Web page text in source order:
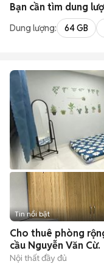
Bạn cần tìm dung
Dung lượng: 64 GB
Tin nổi bật
Cho thuê phòng
cầu Nguyễn Văn Cừ.
Nội thất đầy đủ